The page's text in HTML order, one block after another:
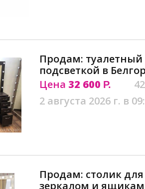
Продам: туалетный
подсветкой в
Цена 32 600 Р.
2 августа 2026 г. в
Продам: столик
зеркалом и